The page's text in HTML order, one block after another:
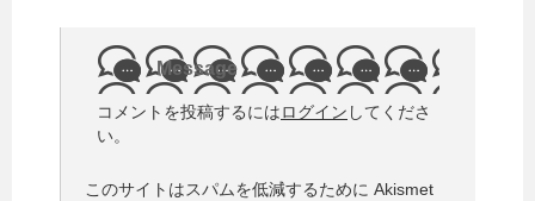
Message
コメントを投稿するにはログイン してくださ
い。
このサイトはスパムを低減するために Akismet